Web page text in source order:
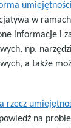
w
informacje i
np.
a także
rzecz
na